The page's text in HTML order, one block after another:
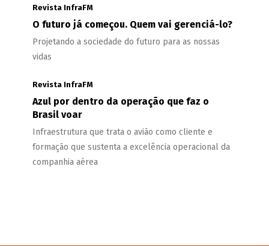
Revista InfraFM
O futuro já começou. Quem vai gerenciá-lo?
Projetando a sociedade do futuro para as nossas
vidas
Revista InfraFM
Azul por dentro da operação que faz o
Brasil voar
Infraestrutura que trata o avião como cliente e
formação que sustenta a excelência operacional da
companhia aérea